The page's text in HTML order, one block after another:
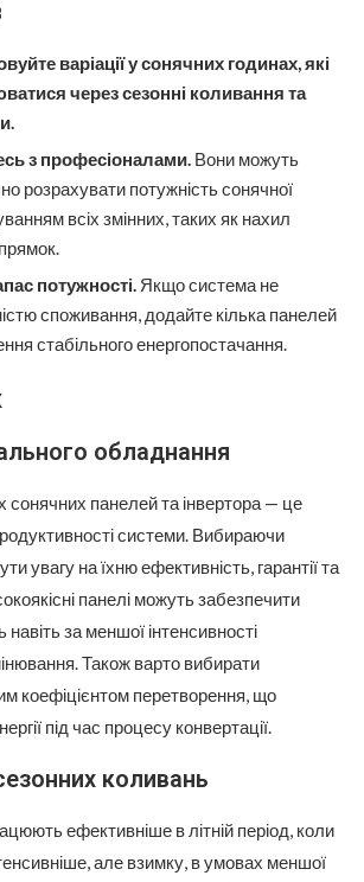
варіації у сонячних годинах, які
через сезонні коливання та
з професіоналами. Вони можуть
розрахувати потужність сонячної
всіх змінних, таких як нахил
потужності. Якщо система не
споживання, додайте кілька панелей
стабільного енергопостачання.
обладнання
сонячних панелей та інвертора — це
системи. Вибираючи
увагу на їхню ефективність, гарантії та
панелі можуть забезпечити
навіть за меншої інтенсивності
Також варто вибирати
коефіцієнтом перетворення, що
під час процесу конвертації.
коливань
ефективніше в літній період, коли
але взимку, в умовах меншої